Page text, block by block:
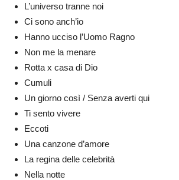
L’universo tranne noi
Ci sono anch’io
Hanno ucciso l’Uomo Ragno
Non me la menare
Rotta x casa di Dio
Cumuli
Un giorno così / Senza averti qui
Ti sento vivere
Eccoti
Una canzone d’amore
La regina delle celebrità
Nella notte